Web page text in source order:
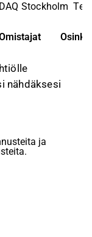
Stockholm
Osinko
nähdäksesi
ja